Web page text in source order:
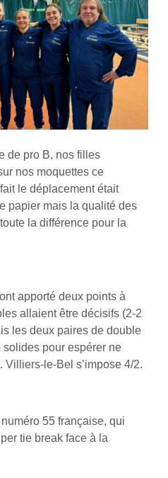
de pro B, nos filles
nos moquettes ce
le déplacement était
papier mais la qualité des
la différence pour la
apporté deux points à
allaient être décisifs (2-2
les deux paires de double
pour espérer ne
le-Bel s’impose 4/2.
55 française, qui
tie break face à la